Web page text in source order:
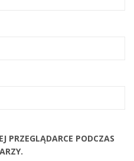
PRZEGLĄDARCE PODCZAS